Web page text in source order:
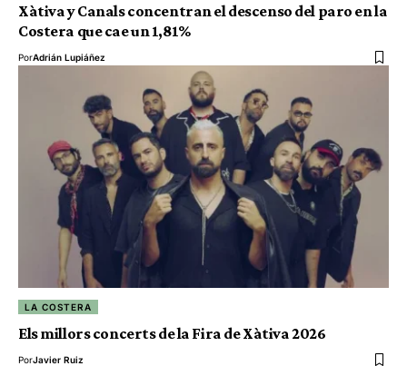
Xàtiva y Canals concentran el descenso del paro en la
Costera que cae un 1,81%
PorAdrián Lupiáñez
LA COSTERA
Els millors concerts de la Fira de Xàtiva 2026
PorJavier Ruiz